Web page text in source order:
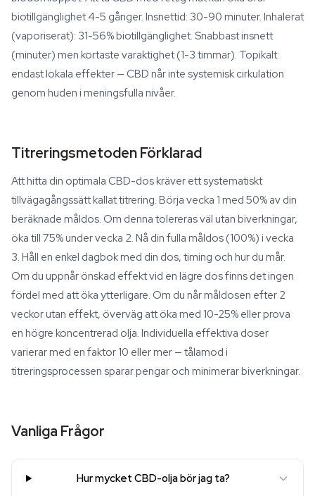
biotillgänglighet 4-5 gånger. Insnettid: 30-90 minuter. Inhalerat
(vaporiserat): 31-56% biotillgänglighet. Snabbast insnett
(minuter) men kortaste varaktighet (1-3 timmar). Topikalt:
endast lokala effekter — CBD når inte systemisk cirkulation
genom huden i meningsfulla nivåer.
Titreringsmetoden Förklarad
Att hitta din optimala CBD-dos kräver ett systematiskt
tillvägagångssätt kallat titrering. Börja vecka 1 med 50% av din
beräknade måldos. Om denna tolereras väl utan biverkningar,
öka till 75% under vecka 2. Nå din fulla måldos (100%) i vecka
3. Håll en enkel dagbok med din dos, timing och hur du mår.
Om du uppnår önskad effekt vid en lägre dos finns det ingen
fördel med att öka ytterligare. Om du når måldosen efter 2
veckor utan effekt, överväg att öka med 10-25% eller prova
en högre koncentrerad olja. Individuella effektiva doser
varierar med en faktor 10 eller mer — tålamod i
titreringsprocessen sparar pengar och minimerar biverkningar.
Vanliga Frågor
Hur mycket CBD-olja bör jag ta?